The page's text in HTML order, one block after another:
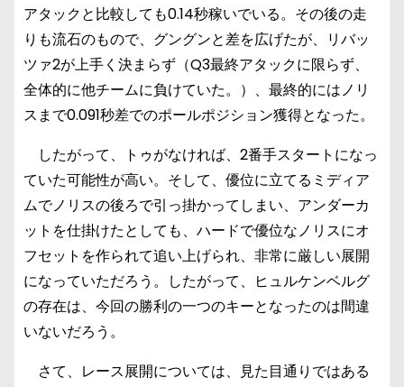
アタックと比較しても0.14秒稼いでいる。その後の走
りも流石のもので、グングンと差を広げたが、リバッ
ツァ2が上手く決まらず（Q3最終アタックに限らず、
全体的に他チームに負けていた。）、最終的にはノリ
スまで0.091秒差でのポールポジション獲得となった。
したがって、トゥがなければ、2番手スタートになっ
ていた可能性が高い。そして、優位に立てるミディア
ムでノリスの後ろで引っ掛かってしまい、アンダーカ
ットを仕掛けたとしても、ハードで優位なノリスにオ
フセットを作られて追い上げられ、非常に厳しい展開
になっていただろう。したがって、ヒュルケンベルグ
の存在は、今回の勝利の一つのキーとなったのは間違
いないだろう。
さて、レース展開については、見た目通りではある